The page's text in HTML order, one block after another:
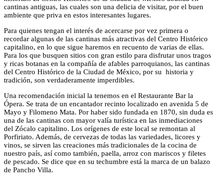
cantinas antiguas, las cuales son una delicia de visitar, por el buen
ambiente que priva en estos interesantes lugares.
Para quienes tengan el interés de acercarse por vez primera o
recordar algunas de las cantinas más atractivas del Centro Histórico
capitalino, en lo que sigue haremos en recuento de varias de ellas.
Para los que busquen sitios con gran estilo para disfrutar unos tragos
y ricas botanas en la compañía de afables parroquianos, las cantinas
del Centro Histórico de la Ciudad de México, por su historia y
tradición, son verdaderamente imperdibles.
Una recomendación inicial la tenemos en el Restaurante Bar la
Ópera. Se trata de un encantador recinto localizado en avenida 5 de
Mayo y Filomeno Mata. Por haber sido fundada en 1870, sin duda es
una de las cantinas con mayor valía turística en las inmediaciones
del Zócalo capitalino. Los orígenes de este local se remontan al
Porfiriato. Además, de cervezas de todas las variedades, licores y
vinos, se sirven las creaciones más tradicionales de la cocina de
nuestro país, así como también, paella, arroz con mariscos y filetes
de pescado. Se dice que en su techumbre está la marca de un balazo
de Pancho Villa.